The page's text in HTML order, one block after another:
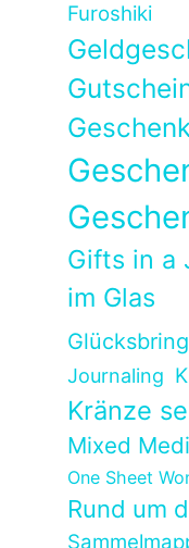
Furoshiki
Gifts in a
im Glas
Journaling
Kränze
Mixed
One Sheet
Rund um